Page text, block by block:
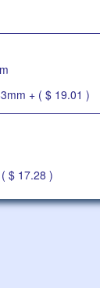
+ ( $ 19.01 )
$ 17.28 )